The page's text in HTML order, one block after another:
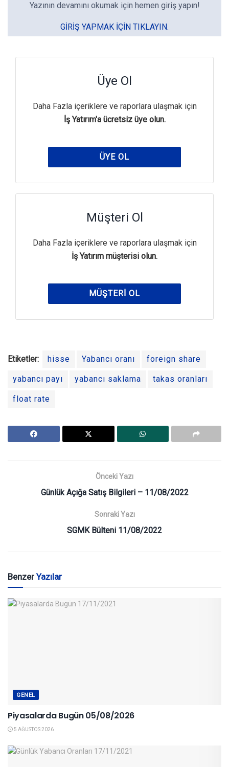
Yazının devamını okumak için hemen giriş yapın!
GIRIŞ YAPMAK IÇIN TIKLAYIN.
Üye Ol
Daha Fazla içeriklere ve raporlara ulaşmak için
İş Yatırım'a ücretsiz üye olun.
ÜYE OL
Müşteri Ol
Daha Fazla içeriklere ve raporlara ulaşmak için
İş Yatırım müşterisi olun.
MÜŞTERI OL
Etiketler: hisse Yabancı oranı foreign share
yabancı payı yabancı saklama takas oranları
float rate
Önceki Yazı
Günlük Açığa Satış Bilgileri – 11/08/2022
Sonraki Yazı
SGMK Bülteni 11/08/2022
BenzerYazılar
GENEL
Piyasalarda Bugün 05/08/2026
5 AĞUSTOS 2026